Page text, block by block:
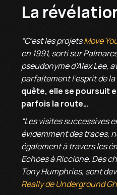
La
“C’est les projetsMove
en 1991, sorti sur
pseudonyme d’Alex Lee,
parfaitement l’esprit de la
quête, elle se poursuit
parfois la route…
“Les visites successives
évidemment des traces,
également à travers les
Echoes à Riccione. Des
Tony Humphries, sont
Really de Underground